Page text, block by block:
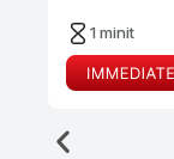
1 minit